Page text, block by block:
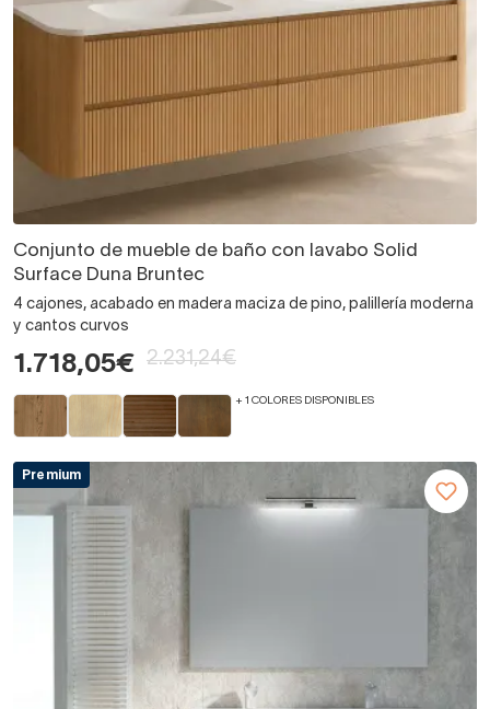
Conjunto de mueble de baño con lavabo Solid
Surface Duna Bruntec
4 cajones, acabado en madera maciza de pino, palillería moderna
y cantos curvos
1.718,05€ 2.231,24€
+ 1 COLORES DISPONIBLES
Premium